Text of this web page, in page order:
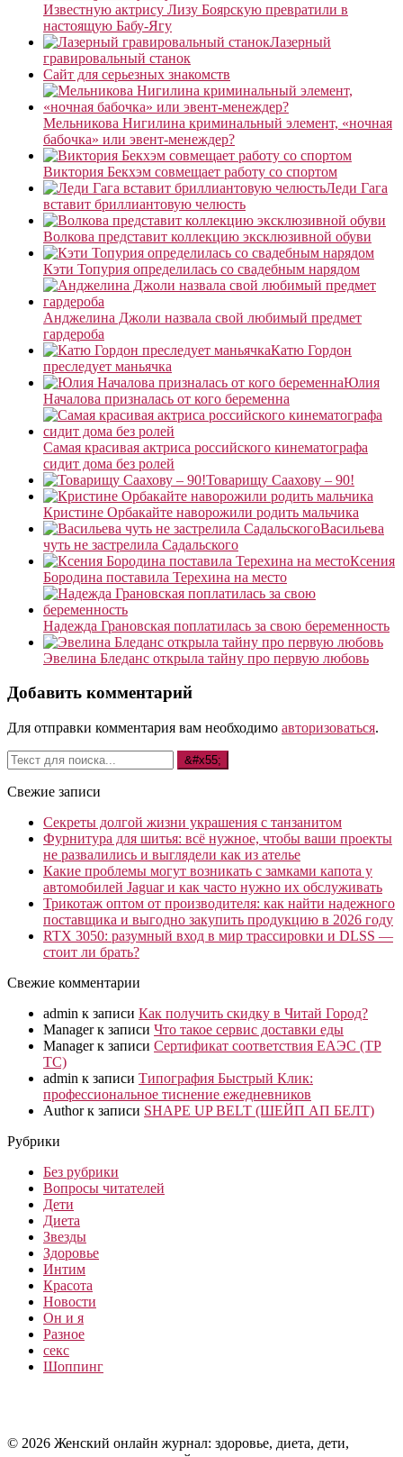
Известную актрису Лизу Боярскую превратили в
настоящую Бабу-Ягу
Лазерный
гравировальный станок
Сайт для серьезных знакомств
Мельникова Нигилина криминальный элемент, «ночная
бабочка» или эвент-менеждер?
Виктория Бекхэм совмещает работу со спортом
Леди Гага
вставит бриллиантовую челюсть
Волкова представит коллекцию эксклюзивной обуви
Кэти Топурия определилась со свадебным нарядом
Анджелина Джоли назвала свой любимый предмет
гардероба
Катю Гордон
преследует маньячка
Юлия
Началова призналась от кого беременна
Самая красивая актриса российского кинематографа
сидит дома без ролей
Товарищу Саахову – 90!
Кристине Орбакайте наворожили родить мальчика
Васильева
чуть не застрелила Садальского
Ксения
Бородина поставила Терехина на место
Надежда Грановская поплатилась за свою беременность
Эвелина Бледанс открыла тайну про первую любовь
Добавить комментарий
Для отправки комментария вам необходимо авторизоваться.
Свежие записи
Секреты долгой жизни украшения с танзанитом
Фурнитура для шитья: всё нужное, чтобы ваши проекты
не развалились и выглядели как из ателье
Какие проблемы могут возникать с замками капота у
автомобилей Jaguar и как часто нужно их обслуживать
Трикотаж оптом от производителя: как найти надежного
поставщика и выгодно закупить продукцию в 2026 году
RTX 3050: разумный вход в мир трассировки и DLSS —
стоит ли брать?
Свежие комментарии
admin к записи Как получить скидку в Читай Город?
Managerк записи Что такое сервис доставки еды
Managerк записи Сертификат соответствия ЕАЭС (ТР
ТС)
admin к записи Типография Быстрый Клик:
профессиональное тиснение ежедневников
Authorк записи SHAPE UP BELT (ШЕЙП АП БЕЛТ)
Рубрики
Без рубрики
Вопросы читателей
Дети
Диета
Звезды
Здоровье
Интим
Красота
Новости
Он и я
Разное
секс
Шоппинг
© 2026 Женский онлайн журнал: здоровье, диета, дети,